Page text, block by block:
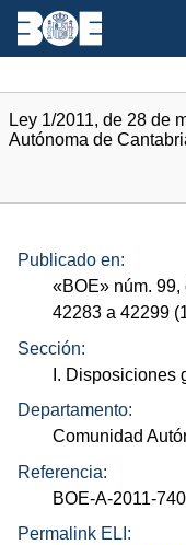
Ley 1/2011, de 28 de
Autónoma de
Publicado en:
«BOE» núm. 99,
42283 a 42299
Sección:
I. Disposiciones
Departamento:
Comunidad
Referencia:
BOE-A-2011-
Permalink ELI: